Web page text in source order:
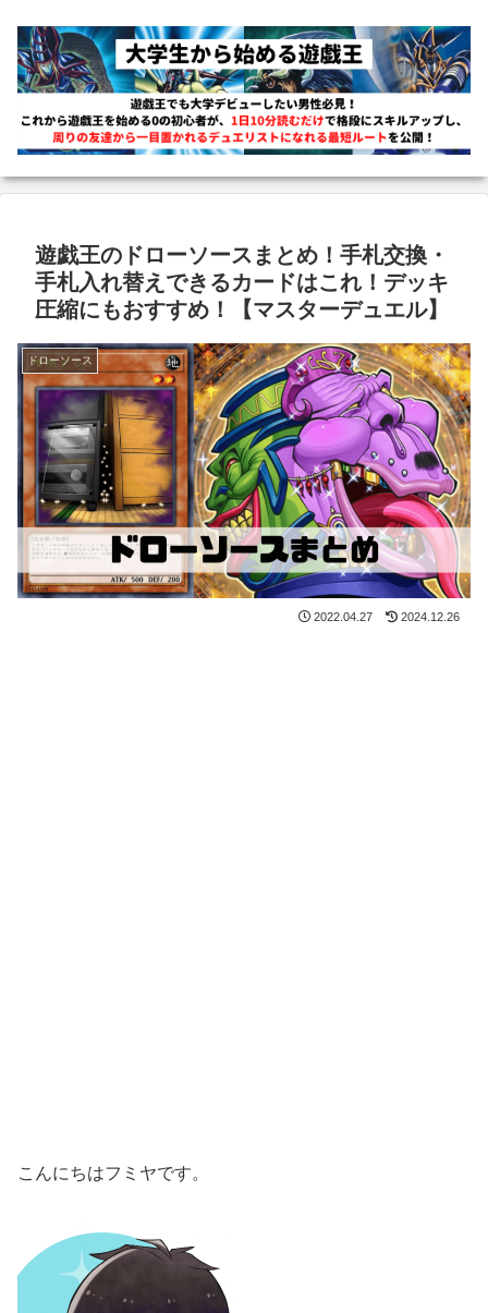
遊戯王のドローソースまとめ！手札交換・
手札入れ替えできるカードはこれ！デッキ
圧縮にもおすすめ！【マスターデュエル】
ドローソース
2022.04.27 2024.12.26
こんにちはフミヤです。